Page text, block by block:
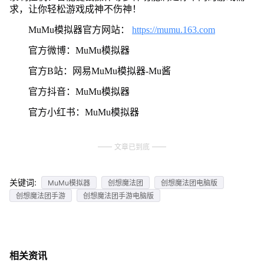
求，让你轻松游戏成神不伤神！
MuMu模拟器官方网站： https://mumu.163.com
官方微博：MuMu模拟器
官方B站：网易MuMu模拟器-Mu酱
官方抖音：MuMu模拟器
官方小红书：MuMu模拟器
文章已到底
关键词: MuMu模拟器 创想魔法团
创想魔法团电脑版
创想魔法团手游
创想魔法团手游电脑版
相关资讯